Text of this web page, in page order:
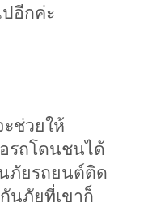
ปอีกค่ะ
ช่วยให้
รถโดนชนได้
ภัยรถยนต์ติด
นภัยที่เขาก็